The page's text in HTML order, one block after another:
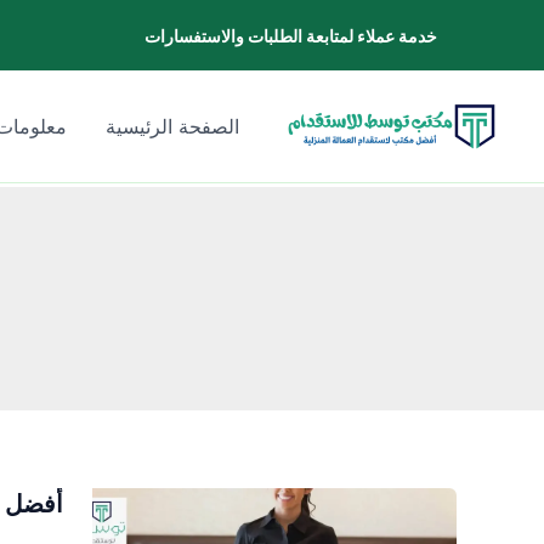
خدمة عملاء لمتابعة الطلبات والاستفسارات
المحتوى
الصفحة الرئيسية
أفضل